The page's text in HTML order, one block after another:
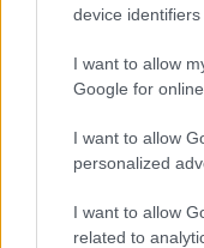
device identifiers
I want to allow
Google for
I want to allow
personalized
I want to allow
related to